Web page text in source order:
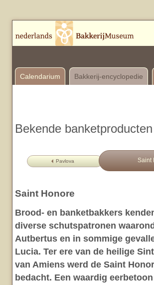
Calendarium Bakkerij-encyclopedie
Bekende
Pavlova Saint
Saint Honore
Brood- en banketbakkers
diverse schutspatronen
Autbertus en in sommige
Lucia. Ter ere van de heilige
van Amiens werd de Saint
bedacht. Een waardig